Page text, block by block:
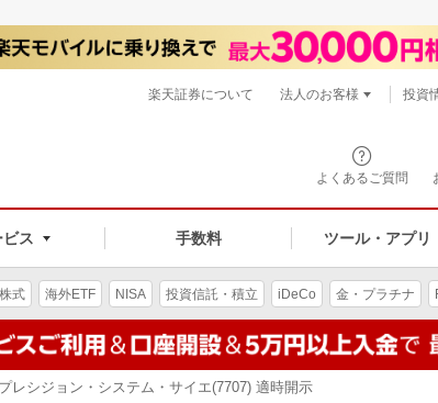
よくあるご質問
ス 手数料 ツール・アプリ
楽天証券について 法人のお客様 投資
式 海外ETF NISA 投資信託・積立 iDeCo 金・プラチナ
レシジョン・システム・サイエ(7707) 適時開示